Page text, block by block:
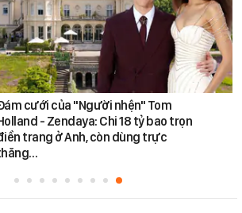
cưới của "Người nhện" Tom
- Zendaya: Chi 18 tỷ bao trọn
trang ở Anh, còn dùng trực